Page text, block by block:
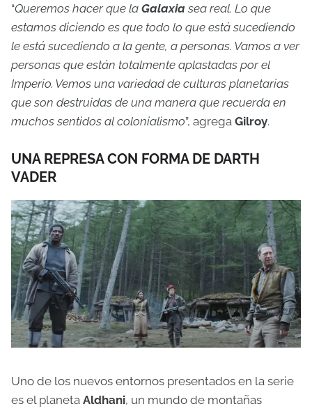
“Queremos hacer que la Galaxia sea real. Lo que
estamos diciendo es que todo lo que está sucediendo
le está sucediendo a la gente, a personas. Vamos a ver
personas que están totalmente aplastadas por el
Imperio. Vemos una variedad de culturas planetarias
que son destruidas de una manera que recuerda en
muchos sentidos al colonialismo”, agrega Gilroy.
UNA REPRESA CON FORMA DE DARTH
VADER
Uno de los nuevos entornos presentados en la serie
es el planeta Aldhani, un mundo de montañas